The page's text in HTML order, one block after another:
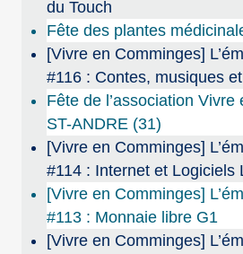
du Touch
Fête des plantes
[Vivre en Comminges]
#116 : Contes, musiques
Fête de l’association Vivre
ST-ANDRE (31)
[Vivre en Comminges]
#114 : Internet et Logiciels
[Vivre en Comminges]
#113 : Monnaie libre G1
[Vivre en Comminges]